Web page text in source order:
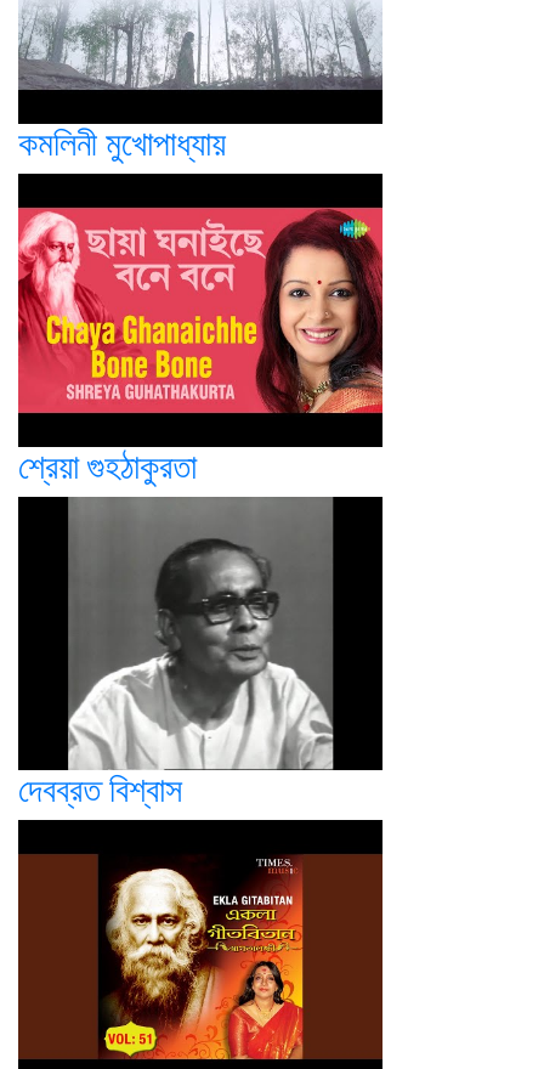
কমলিনী মুখোপাধ্যায়
শ্রেয়া গুহঠাকুরতা
দেবব্রত বিশ্বাস